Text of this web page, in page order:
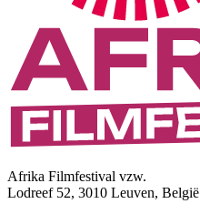
Afrika Filmfestival vzw.
Lodreef 52, 3010 Leuven, België